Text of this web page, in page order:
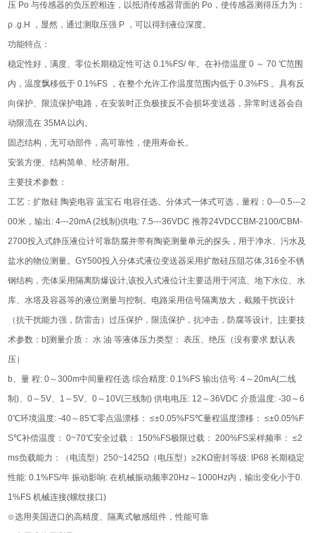
压 Po 与传感器的负压腔相连，以抵消传感器背面的 Po，使传感器测得压力为：
ρ .g.H ，显然，通过测取压强 P ，可以得到液位深度。
功能特点：
稳定性好，满度、零位长期稳定性可达 0.1%FS/ 年。在补偿温度 0 ～ 70 ℃范围
内，温度飘移低于 0.1%FS ，在整个允许工作温度范围内低于 0.3%FS 。具有反
向保护、限流保护电路，在安装时正负极接反不会损坏变送器，异常时送器会自
动限流在 35MA 以内。
固态结构，无可动部件，高可靠性，使用寿命长。
安装方便、结构简单、经济耐用。
主要技术参数：
工艺：扩散硅 陶瓷电容 蓝宝石 电容任选。分体式一体式可选，量程：0---0.5---2
00米，输出: 4---20mA (2线制)供电: 7.5---36VDC 推荐24VDCCBM-2100/CBM-
2700投入式静压液位计可靠防腐并带有陶瓷测量单元的探头，用于净水、污水及
盐水的物位测量。GY500投入分体式液位变送器采用扩散硅压阻芯体,316全不锈
钢结构，壳体采用隔离防爆设计,该投入式液位计主要适用于河流、地下水位、水
库、水塔及容器等的液位测量与控制。电路采用信号隔离放大，截频干扰设计
（抗干扰能力强，防雷击）过压保护，限流保护，抗冲击，防腐等设计。]主要技
术参数：b]测量介质： 水 油 等液体压力类型： 表压、绝压（没有要求 默认表
压）
b、量 程: 0～300m中间量程任选 综合精度: 0.1%FS 输出信号: 4～20mA(二线
制)、0～5V、1～5V、0～10V(三线制) 供电电压: 12～36VDC 介质温度: -30～6
0℃环境温度: -40～85℃零点温漂移： ≤±0.05%FS℃量程温度漂移： ≤±0.05%F
S℃补偿温度： 0~70℃安全过载： 150%FS极限过载： 200%FS采样频率： ≤2
ms负载能力：（电流型）250~1425Ω（电压型）≥2KΩ密封等级: IP68 长期稳定
性能: 0.1%FS/年 振动影响: 在机械振动频率20Hz～1000Hz内，输出变化小于0.
1%FS 机械连接(螺纹接口)
⊙选用美国进口的高精度、隔离式敏感组件，性能可靠